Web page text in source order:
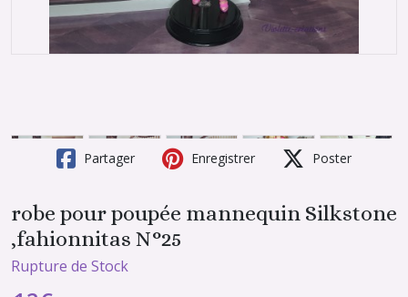
Partager Enregistrer Poster
robe pour poupée mannequin Silkstone
,fahionnitas N°25
Rupture de Stock